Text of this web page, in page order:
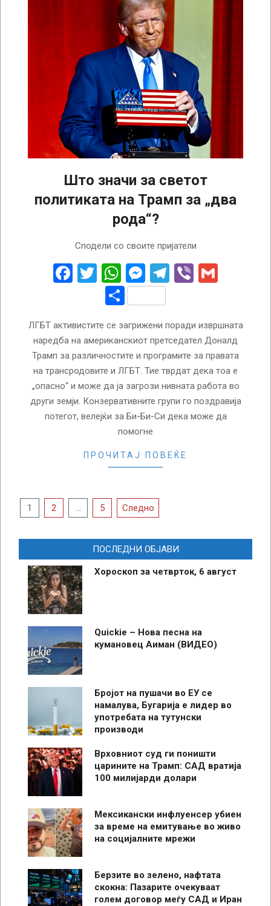
Што значи за светот
политиката на Трамп за „два
рода“?
Сподели со своите пријатели
Facebook
Twitter
WhatsApp
Messenger
Telegram
Viber
Share
ЛГБТ активистите се загрижени поради извршната
наредба на американскиот претседател Доналд
Трамп за различностите и програмите за правата
на трансродовите и ЛГБТ. Тие тврдат дека тоа е
„опасно“ и може да ја загрози нивната работа во
други земји. Конзервативните групи го поздравија
потегот, велејќи за Би-Би-Си дека може да
помогне
ПРОЧИТАЈ ПОВЕЌЕ
Posts
1 2 … 5 Следно
ПОСЛЕДНИ ОБЈАВИ
Хороскоп за четврток, 6 август
Quickie – Нова песна на
кумановец Аиман (ВИДЕО)
Бројот на пушачи во ЕУ се
намалува, Бугарија е лидер во
употребата на тутунски
производи
Врховниот суд ги поништи
царините на Трамп: САД вратија
100 милијарди долари
Мексикански инфлуенсер убиен
за време на емитување во живо
на социјалните мрежи
Берзите во зелено, нафтата
скокна: Пазарите очекуваат
голем договор меѓу САД и Иран